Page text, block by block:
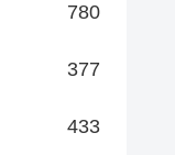
780
377
433